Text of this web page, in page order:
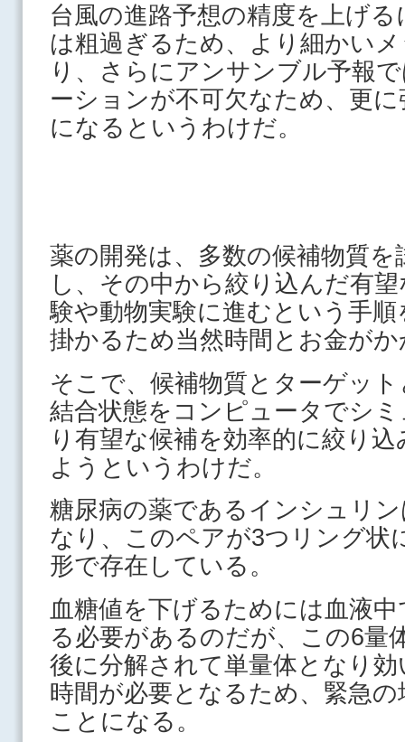
台風の進路予想の精度を上げ
は粗過ぎるため、より細かい
り、さらにアンサンブル予報
ーションが不可欠なため、更
になるというわけだ。
薬の開発は、多数の候補物質を
し、その中から絞り込んだ有
験や動物実験に進むという手
掛かるため当然時間とお金が
そこで、候補物質とターゲッ
結合状態をコンピュータでシ
り有望な候補を効率的に絞り
ようというわけだ。
糖尿病の薬であるインシュリ
なり、このペアが3つリング状
形で存在している。
血糖値を下げるためには血液
る必要があるのだが、この6量
後に分解されて単量体となり
時間が必要となるため、緊急
ことになる。